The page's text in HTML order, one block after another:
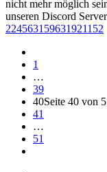
nicht mehr möglich
unseren Discord
224563159631921152
1
…
39
40Seite 40 von
41
…
51